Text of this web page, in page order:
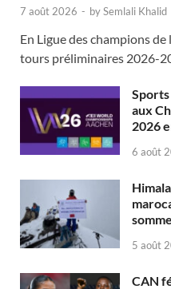
7 août 2026 - bySemlali Khalid
En Ligue des champions
tours préliminaires 2026-
aux
2026
6 août
5 août
CAN